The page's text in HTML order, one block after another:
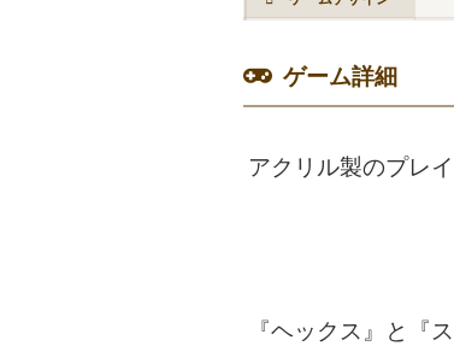
ゲーム詳細
アクリル製のプレ
『ヘックス』と『